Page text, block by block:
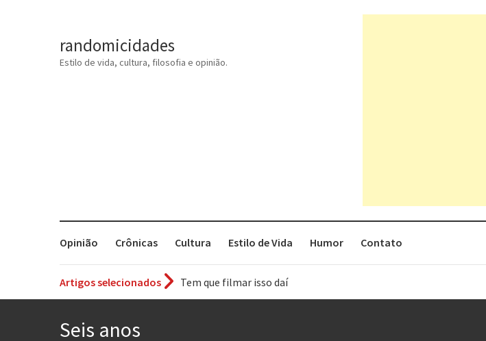
randomicidades
Estilo de vida, cultura, filosofia e opinião.
Opinião Crônicas Cultura Estilo de Vida Humor Contato
Artigos selecionados
Tem que filmar isso daí
Seis anos